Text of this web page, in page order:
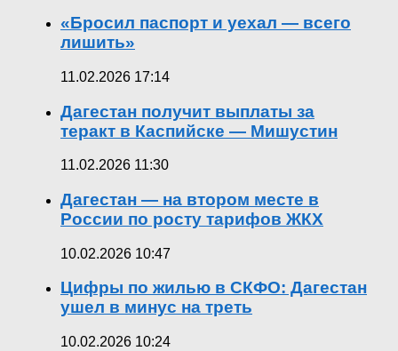
«Бросил паспорт и уехал — всего
лишить»
11.02.2026 17:14
Дагестан получит выплаты за
теракт в Каспийске — Мишустин
11.02.2026 11:30
Дагестан — на втором месте в
России по росту тарифов ЖКХ
10.02.2026 10:47
Цифры по жилью в СКФО: Дагестан
ушел в минус на треть
10.02.2026 10:24